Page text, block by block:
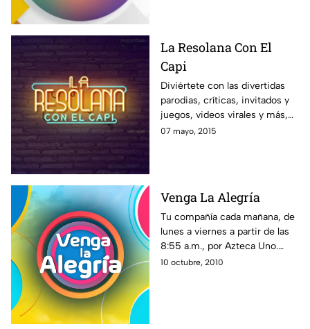
La Resolana Con El
Capi
Diviértete con las divertidas
parodias, críticas, invitados y
juegos, videos virales y más,
con el estilo único de El Capi
07 mayo, 2015
Venga La Alegría
Tu compañía cada mañana, de
lunes a viernes a partir de las
8:55 a.m., por Azteca Uno.
Toda la familia de VLA te
10 octubre, 2010